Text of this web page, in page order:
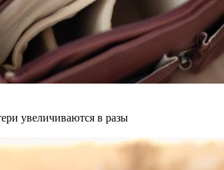
увеличиваются в разы